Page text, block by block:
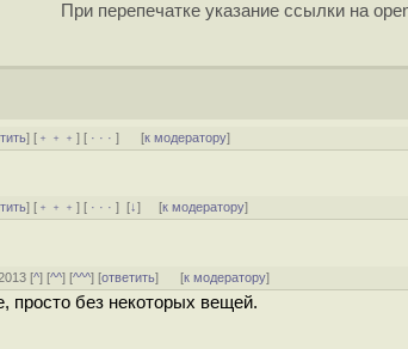
При перепечатке указание ссылки на
] [ ﹢﹢﹢] [ · · ·] [к модератору]
] [ ﹢﹢﹢] [ · · ·][↓] [к модератору]
[^] [^^] [^^^] [ответить] [к модератору]
просто без некоторых вещей.